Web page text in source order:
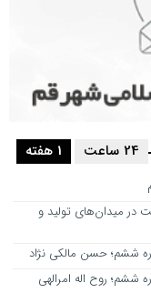
1 هفته 24 ساعت
در میدان‌های تولید و
ششم؛ حسن مالکی نژاد
روح اله امرالهی